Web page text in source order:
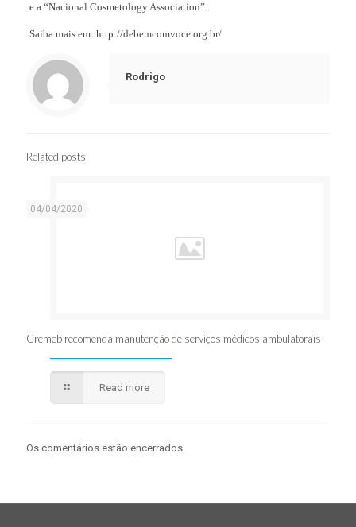
e a “Nacional Cosmetology Association”.
Saiba mais em: http://debemcomvoce.org.br/
Rodrigo
Related posts
04/04/2020
Cremeb recomenda manutenção de serviços médicos ambulatorais
Read more
Os comentários estão encerrados.